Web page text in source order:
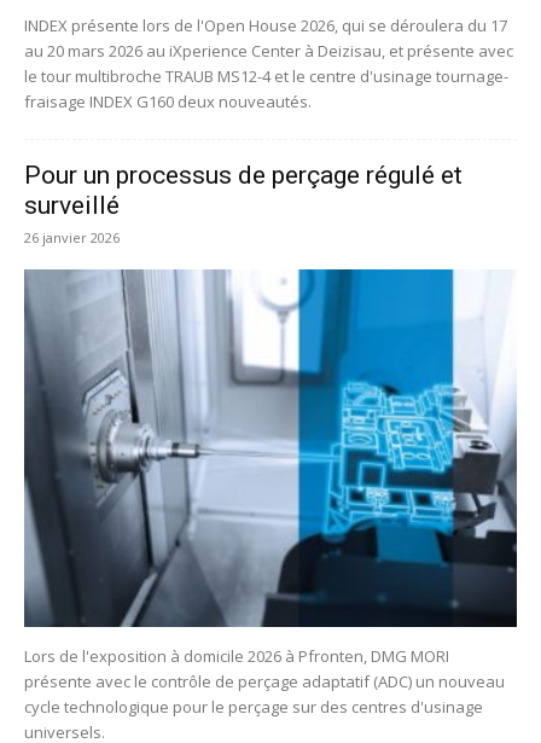
INDEX présente lors de l'Open House 2026, qui se déroulera du 17
au 20 mars 2026 au iXperience Center à Deizisau, et présente avec
le tour multibroche TRAUB MS12-4 et le centre d'usinage tournage-
fraisage INDEX G160 deux nouveautés.
Pour un processus de perçage régulé et
surveillé
26 janvier 2026
Lors de l'exposition à domicile 2026 à Pfronten, DMG MORI
présente avec le contrôle de perçage adaptatif (ADC) un nouveau
cycle technologique pour le perçage sur des centres d'usinage
universels.